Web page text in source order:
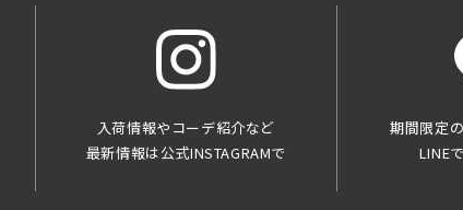
当サイトを利用するにあたって、会員の住所、電話番号、購入履歴などの大切
れますが、当社はその個人情報を適切かつ確実に管理するものとし、法令など
※チャートなど一個人が特定できない範囲で集計する場合があります。
お客様からの会員登録を承認しない場合
去に会員除名処分を受けたことがある場合など、当社が不適当と判断した時は
入荷情報やコーデ紹介など
最新情報は公式INSTAGRAMで
期間限定
LINE